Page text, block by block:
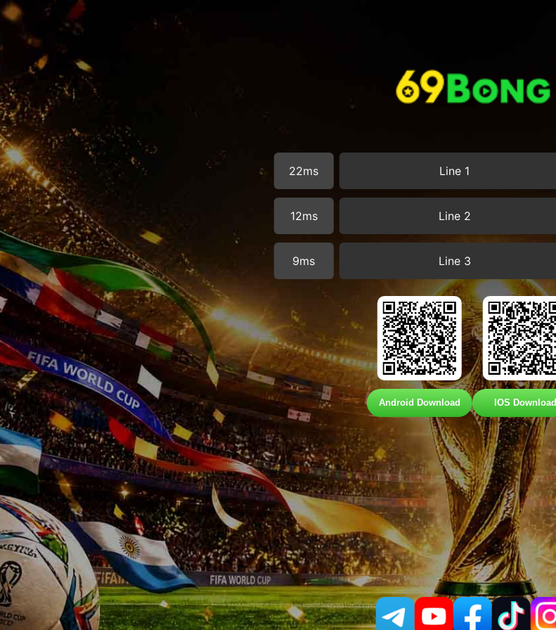
22ms Line 1
12ms Line 2
9ms Line 3
Android Download IOS Download